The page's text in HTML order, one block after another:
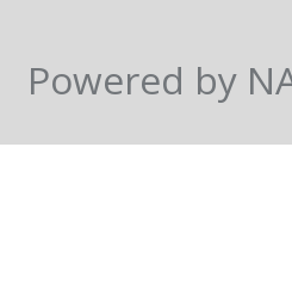
Powered by